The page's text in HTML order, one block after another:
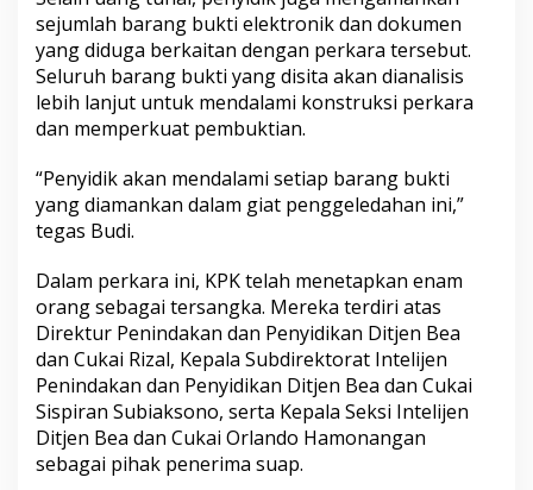
sejumlah barang bukti elektronik dan dokumen
yang diduga berkaitan dengan perkara tersebut.
Seluruh barang bukti yang disita akan dianalisis
lebih lanjut untuk mendalami konstruksi perkara
dan memperkuat pembuktian.
“Penyidik akan mendalami setiap barang bukti
yang diamankan dalam giat penggeledahan ini,”
tegas Budi.
Dalam perkara ini, KPK telah menetapkan enam
orang sebagai tersangka. Mereka terdiri atas
Direktur Penindakan dan Penyidikan Ditjen Bea
dan Cukai Rizal, Kepala Subdirektorat Intelijen
Penindakan dan Penyidikan Ditjen Bea dan Cukai
Sispiran Subiaksono, serta Kepala Seksi Intelijen
Ditjen Bea dan Cukai Orlando Hamonangan
sebagai pihak penerima suap.